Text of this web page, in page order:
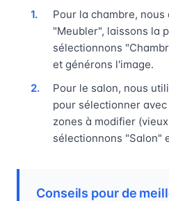
Pour la chambre,
"Meubler", laissons la
sélectionnons
et générons l'image.
Pour le salon, nous
pour sélectionner
zones à modifier
sélectionnons "Salon"
Conseils pour de